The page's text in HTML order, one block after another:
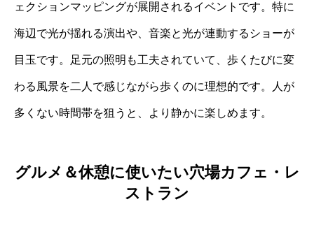
ェクションマッピングが展開されるイベントです。特に
海辺で光が揺れる演出や、音楽と光が連動するショーが
目玉です。足元の照明も工夫されていて、歩くたびに変
わる風景を二人で感じながら歩くのに理想的です。人が
多くない時間帯を狙うと、より静かに楽しめます。
グルメ＆休憩に使いたい穴場カフェ・レ
ストラン